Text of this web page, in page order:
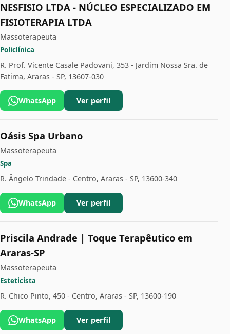
NESFISIO LTDA - NÚCLEO ESPECIALIZADO EM
FISIOTERAPIA LTDA
Massoterapeuta
Policlínica
R. Prof. Vicente Casale Padovani, 353 - Jardim Nossa Sra. de
Fatima, Araras - SP, 13607-030
WhatsApp Ver perfil
Oásis Spa Urbano
Massoterapeuta
Spa
R. Ângelo Trindade - Centro, Araras - SP, 13600-340
WhatsApp Ver perfil
Priscila Andrade | Toque Terapêutico em
Araras-SP
Massoterapeuta
Esteticista
R. Chico Pinto, 450 - Centro, Araras - SP, 13600-190
WhatsApp Ver perfil